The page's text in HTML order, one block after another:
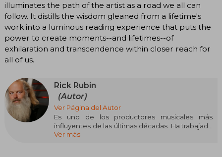
illuminates the path of the artist as a road we all can
follow. It distills the wisdom gleaned from a lifetime's
work into a luminous reading experience that puts the
power to create moments--and lifetimes--of
exhilaration and transcendence within closer reach for
all of us.
Rick Rubin
(Autor)
Ver Página del Autor
Es uno de los productores musicales más
influyentes de las últimas décadas. Ha trabajado
con algunos de los artistas más importantes de
Ver más